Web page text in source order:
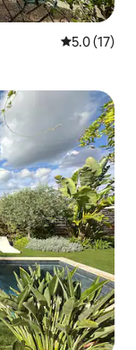
औसत रेटिंग 5
5.0 (17)